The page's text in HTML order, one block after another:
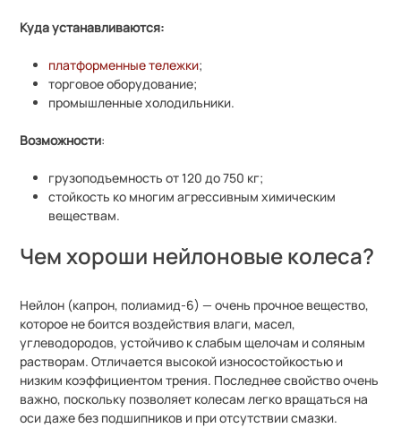
Куда устанавливаются:
платформенные тележки;
торговое оборудование;
промышленные холодильники.
Возможности:
грузоподъемность от 120 до 750 кг;
стойкость ко многим агрессивным химическим
веществам.
Чем хороши нейлоновые колеса?
Нейлон (капрон, полиамид-6)— очень прочное вещество,
которое не боится воздействия влаги, масел,
углеводородов, устойчиво к слабым щелочам и соляным
растворам. Отличается высокой износостойкостью и
низким коэффициентом трения. Последнее свойство очень
важно, поскольку позволяет колесам легко вращаться на
оси даже без подшипников и при отсутствии смазки.